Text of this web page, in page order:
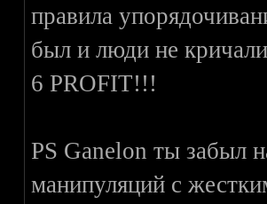
правила
был и люди не
6 PROFIT!!!
PS Ganelon ты забыл
манипуляций с